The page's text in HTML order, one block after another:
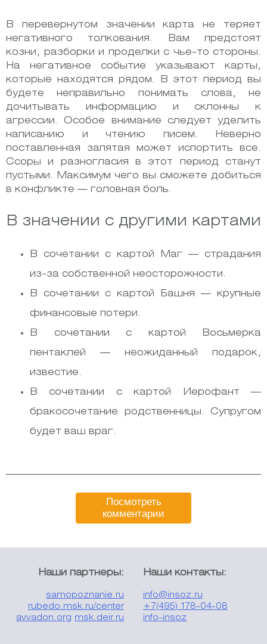
В перевернутом значении карта не теряет
негативного толкования. Вам предстоят
козни, разборки и проделки с чье-то стороны.
На негативное событие указывают карты,
которые находятся рядом. В этот период вы
будете неправильно понимать слова, не
дочитывать информацию и склонны к
агрессии. Особое внимание следует уделить
написанию и чтению писем. Неверно
поставленная запятая может испортить все.
Ссоры и разногласия в этот период станут
пустыми. Максимум чего вы сможете добиться
в конфликте — головная боль.
В значении с другими картами
В сочетании с картой Маг — страдания
из-за собственной неосторожности.
В сочетании с картой Башня — крупные
финансовые потери.
В сочетании с картой Восьмерка
пентаклей — неожиданный подарок,
известие.
В сочетании с картой Иерофант —
бракосочетание родственницы. Супругом
будет ваш враг.
Посмотреть
комментарии
Наши партнеры:
samopoznanie.ru
rubedo.msk.ru/center
avvadon.org msk.deir.ru
Наши контакты:
info@insoz.ru
+7(495) 178-04-08
info-insoz